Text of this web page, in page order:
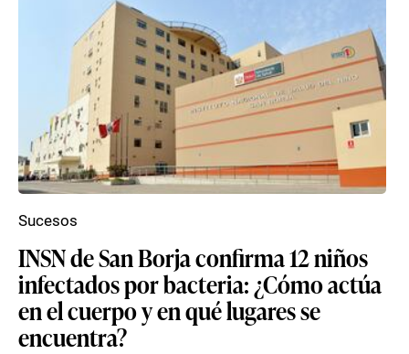
INSN de San Borja confirma 12 niños
infectados por bacteria: ¿Cómo actúa
en el cuerpo y en qué lugares se
encuentra?
Sucesos